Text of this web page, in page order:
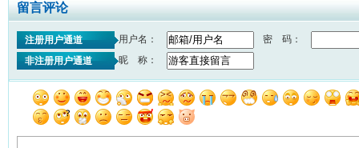
留言评论
注册用户通道 用户名：
密 码：
非注册用户通道
昵 称：